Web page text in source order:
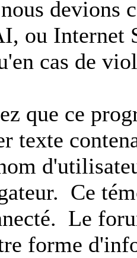
devions
ou
cas de
que ce
texte
Ce
Le
forme